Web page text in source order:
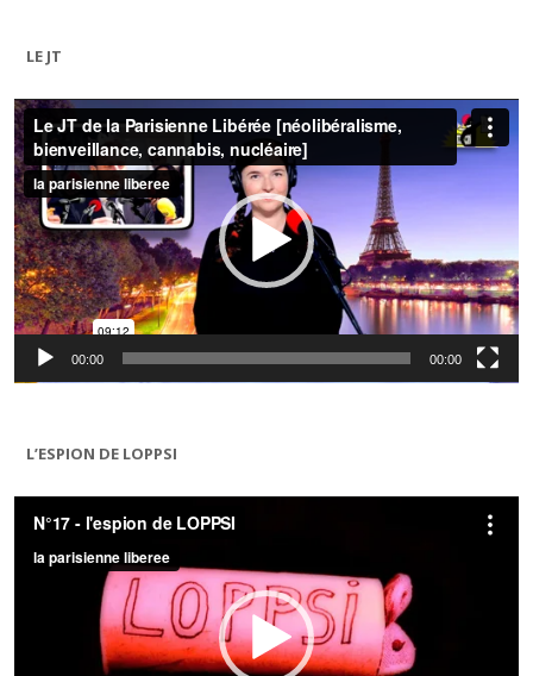
LE JT
Lecteur
vidéo
00:00 00:00
L’ESPION DE LOPPSI
Lecteur
vidéo